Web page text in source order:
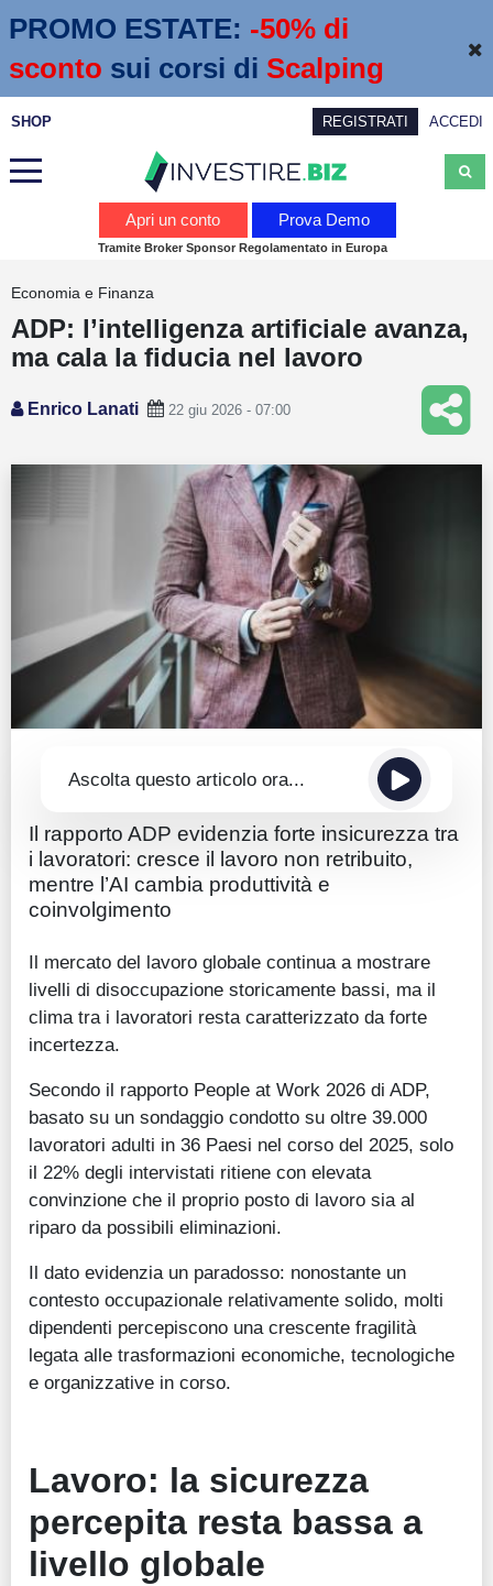
PROMO ESTATE: -50% di
sconto sui corsi di Scalping
SHOP REGISTRATI ACCEDI
Webinar
Conto IG
Guru Monitor
Stagionalità
Apri un conto Prova Demo
Tramite Broker Sponsor Regolamentato in Europa
Economia e Finanza
ADP: l’intelligenza artificiale avanza,
ma cala la fiducia nel lavoro
Enrico Lanati 22 giu 2026 - 07:00
Ascolta questo articolo ora...
Il rapporto ADP evidenzia forte insicurezza tra
i lavoratori: cresce il lavoro non retribuito,
mentre l’AI cambia produttività e
coinvolgimento
Il mercato del lavoro globale continua a mostrare
livelli di disoccupazione storicamente bassi, ma il
clima tra i lavoratori resta caratterizzato da forte
incertezza.
Secondo il rapporto People at Work 2026 di ADP,
basato su un sondaggio condotto su oltre 39.000
lavoratori adulti in 36 Paesi nel corso del 2025, solo
il 22% degli intervistati ritiene con elevata
convinzione che il proprio posto di lavoro sia al
riparo da possibili eliminazioni.
Il dato evidenzia un paradosso: nonostante un
contesto occupazionale relativamente solido, molti
dipendenti percepiscono una crescente fragilità
legata alle trasformazioni economiche, tecnologiche
e organizzative in corso.
Lavoro: la sicurezza
percepita resta bassa a
livello globale